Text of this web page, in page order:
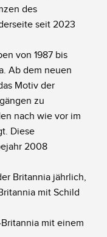
des
seit 2023
von 1987 bis
Ab dem neuen
Motiv der
zu
nach wie vor im
Diese
2008
Britannia jährlich,
mit Schild
mit einem